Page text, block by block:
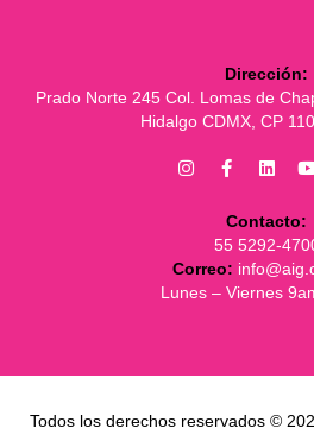
Dirección:
Prado Norte 245 Col. Lomas de
Hidalgo CDMX, CP
Contacto:
55 5292-
Correo:
Lunes – Viernes
Todos los derechos reservados ©